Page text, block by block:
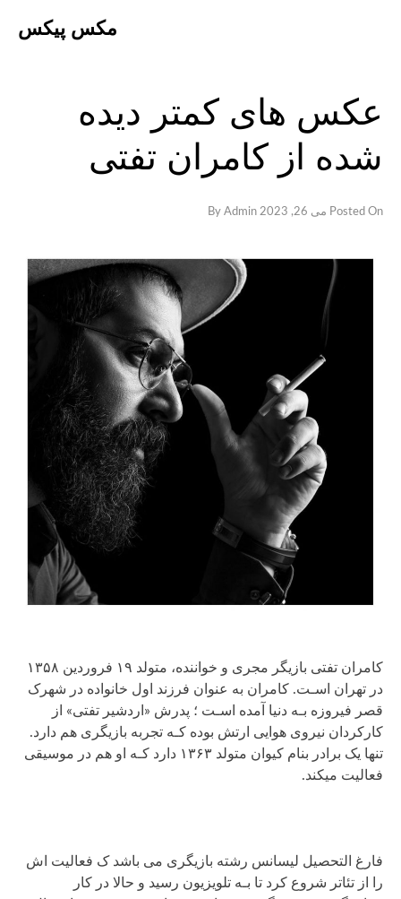
مکس پیکس
عکس های کمتر دیده
شده از کامران تفتی
Posted On می 26, 2023 Admin
کامران تفتی بازیگر مجری و خواننده، متولد ۱۹ فروردین ۱۳۵۸
در تهران اسـت. کامران به عنوان فرزند اول خانواده در شهرک
قصر فیروزه بـه دنیا آمده اسـت ؛ پدرش «اردشیر تفتی» از
کارکردان نیروی هوایی ارتش بوده کـه تجربه بازیگری هم دارد.
تنها یک برادر بنام کیوان متولد ۱۳۶۳ دارد کـه او هم در موسیقی
فعالیت میکند.
فارغ التحصیل لیسانس رشته بازیگری می باشد ک فعالیت اش
را از تئاتر شروع کرد تا بـه تلویزیون رسید و حالا در کار